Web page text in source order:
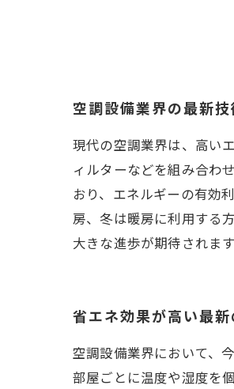
空調設備業界の最新
現代の空調業界は、高い
ィルターなどを組み合わ
おり、エネルギーの有効
房、冬は暖房に利用する
大きな進歩が期待されます
省エネ効果が高い最
空調設備業界において、
部屋ごとに温度や湿度を